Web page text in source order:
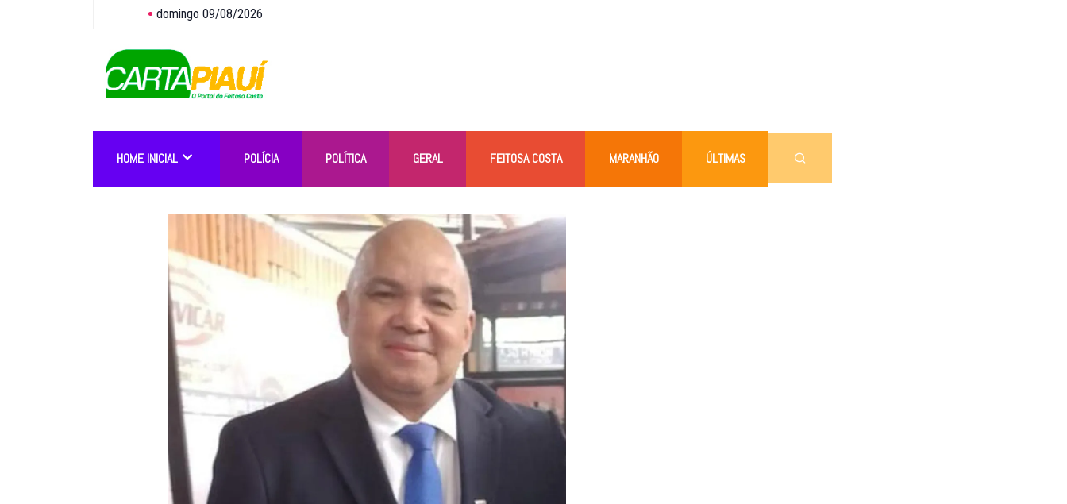
domingo 09/08/2026
HOME INICIAL POLÍCIA POLÍTICA GERAL FEITOSA COSTA MARANHÃO ÚLTIMAS